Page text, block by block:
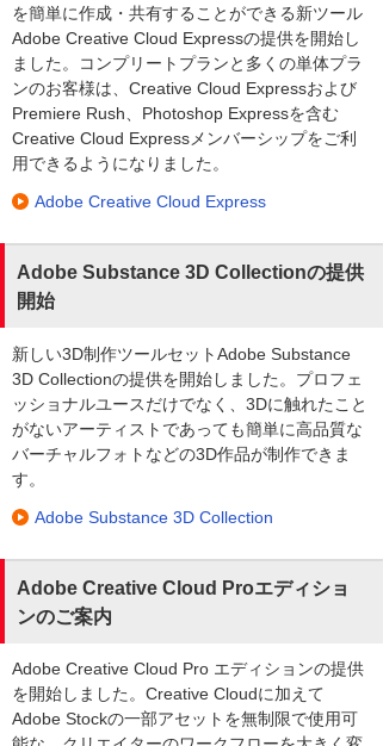
を簡単に作成・共有することができる新ツール
Adobe Creative Cloud Expressの提供を開始し
ました。コンプリートプランと多くの単体プラ
ンのお客様は、Creative Cloud Expressおよび
Premiere Rush、Photoshop Expressを含む
Creative Cloud Expressメンバーシップをご利
用できるようになりました。
Adobe Creative Cloud Express
Adobe Substance 3D Collectionの提供
開始
新しい3D制作ツールセットAdobe Substance
3D Collectionの提供を開始しました。プロフェ
ッショナルユースだけでなく、3Dに触れたこと
がないアーティストであっても簡単に高品質な
バーチャルフォトなどの3D作品が制作できま
す。
Adobe Substance 3D Collection
Adobe Creative Cloud Proエディショ
ンのご案内
Adobe Creative Cloud Pro エディションの提供
を開始しました。Creative Cloudに加えて
Adobe Stockの一部アセットを無制限で使用可